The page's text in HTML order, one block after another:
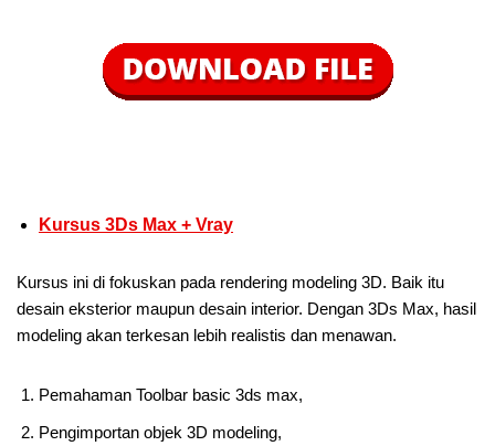
Kursus 3Ds Max + Vray
Kursus ini di fokuskan pada rendering modeling 3D. Baik itu
desain eksterior maupun desain interior. Dengan 3Ds Max, hasil
modeling akan terkesan lebih realistis dan menawan.
Pemahaman Toolbar basic 3ds max,
Pengimportan objek 3D modeling,